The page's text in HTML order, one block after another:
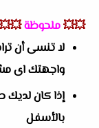
💥💥ملحوظة💥💥
لا تنسى أن
واجهتك اى
إذا كان
بالأسفل